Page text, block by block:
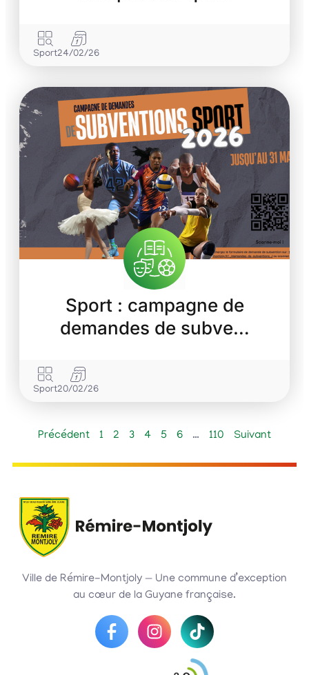
Sport24/02/26
Sport : campagne de
demandes de subve…
Sport20/02/26
Précédent 1 2 3 4 5 6 … 110 Suivant
Ville de Rémire-Montjoly — Une commune d’exception
au cœur de la Guyane française.